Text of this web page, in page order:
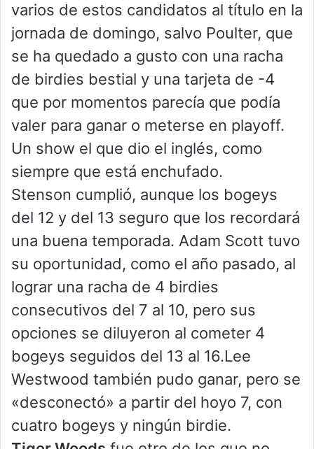
varios de estos candidatos al título en la
jornada de domingo, salvo Poulter, que
se ha quedado a gusto con una racha
de birdies bestial y una tarjeta de -4
que por momentos parecía que podía
valer para ganar o meterse en playoff.
Un show el que dio el inglés, como
siempre que está enchufado.
Stenson cumplió, aunque los bogeys
del 12 y del 13 seguro que los recordará
una buena temporada. Adam Scott tuvo
su oportunidad, como el año pasado, al
lograr una racha de 4 birdies
consecutivos del 7 al 10, pero sus
opciones se diluyeron al cometer 4
bogeys seguidos del 13 al 16.Lee
Westwood también pudo ganar, pero se
«desconectó» a partir del hoyo 7, con
cuatro bogeys y ningún birdie.